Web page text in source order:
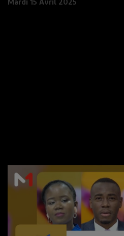
Mardi 15 Avril 2025